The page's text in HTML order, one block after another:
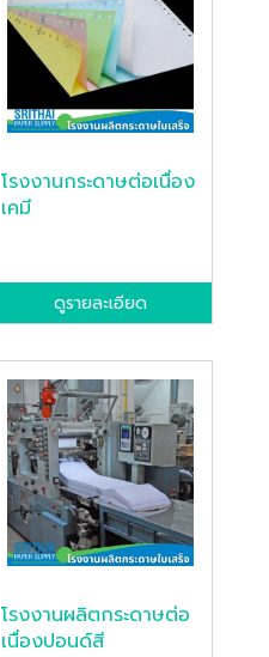
โรงงานกระดาษต่อเนื่อง
เคมี
ดูรายละเอียด
โรงงานผลิตกระดาษต่อ
เนื่องปอนด์สี